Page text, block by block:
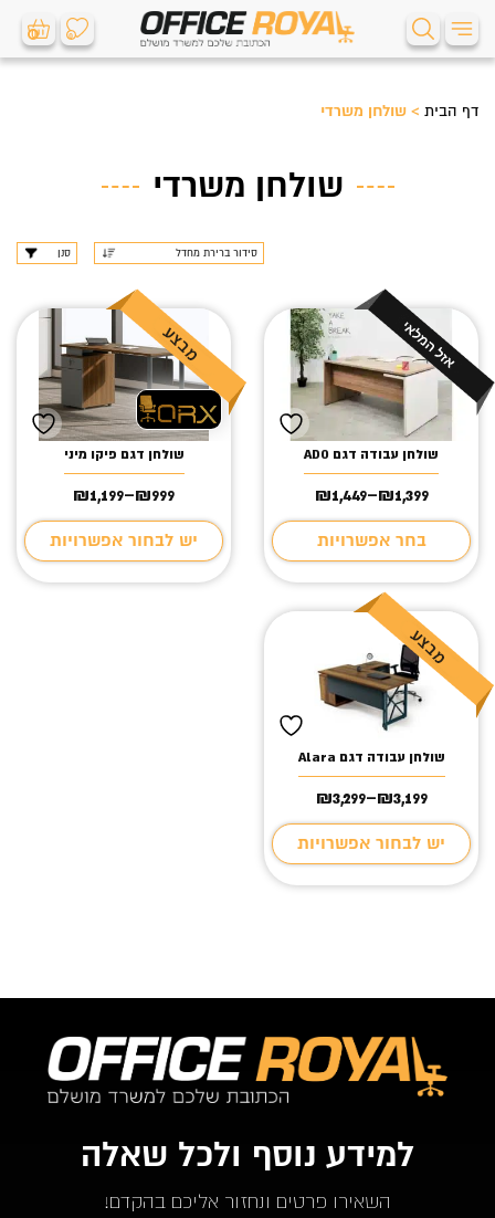
0 0
דף הבית > שולחן משרדי
שולחן משרדי
סנן
שולחן עבודה דגם ADO
₪1,399
–
₪1,449
טווח
מחירים:
⁦₪1,399⁩
עד
בחר אפשרויות
שולחן דגם פיקו מיני
₪999
–
₪1,199
טווח
מחירים:
⁦₪999⁩
עד
יש לבחור אפשרויות
שולחן עבודה דגם Alara
₪3,199
–
₪3,299
טווח
מחירים:
⁦₪3,199⁩
עד
יש לבחור אפשרויות
למידע נוסף ולכל שאלה
השאירו פרטים ונחזור אליכם בהקדם!